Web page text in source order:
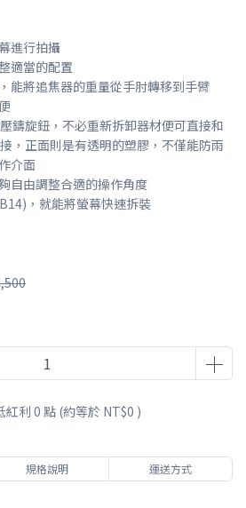
進行拍攝
適當的配置
能將追焦器的重量從手肘轉移到手臂
鑄旋鈕，不必重新拆卸器材便可直接和
，正面則是有透明的塑膠，不僅能防雨
介面
自由調整合適的操作角度
，就能將螢幕快速拆裝
紅利 0 點 (約等於 NT$0 )
規格說明 運送方式